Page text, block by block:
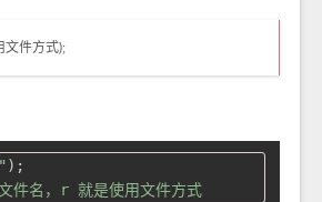
文件方式);
件名，r 就是使用文件方式